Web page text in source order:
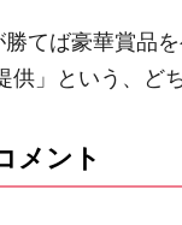
てば豪華賞品
供」という、ど
メント